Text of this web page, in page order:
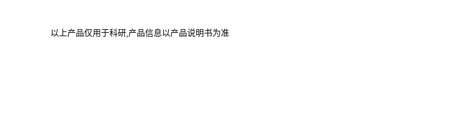
以上产品仅用于科研,产品信息以产品说明书为准